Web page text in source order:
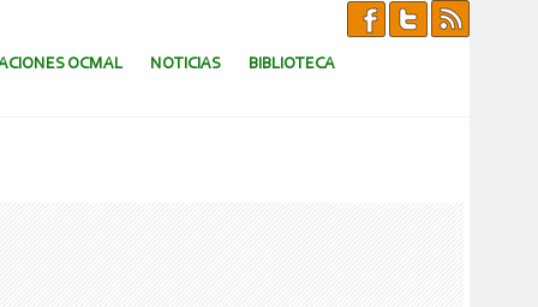
OCMAL NOTICIAS BIBLIOTECA